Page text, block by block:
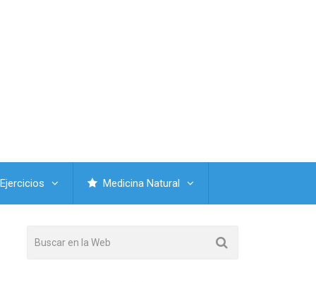
Ejercicios Medicina Natural